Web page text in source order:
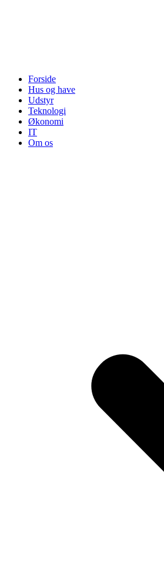
Forside
Hus og have
Udstyr
Teknologi
Økonomi
IT
Om os